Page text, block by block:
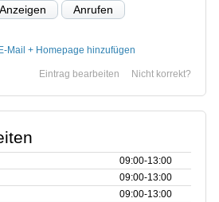
Anzeigen Anrufen
Mail + Homepage hinzufügen
Nicht korrekt?
Eintrag bearbeiten
09:00‑13:00
09:00‑13:00
09:00‑13:00